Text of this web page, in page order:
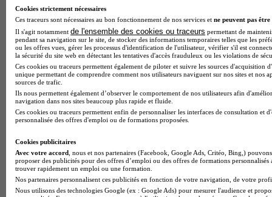
BTS Mco en alternance
BTS Pi en alternance
BTS Sp3s en alternance
Master CCA en alternance
BTS Ndrc en alternance
BTS Sam en alternance
Cap Fleuriste en alternance
BTS Sio en alternance
MSc Marketing Digital en alternance
BTS Gpme en alternance
Cap Electricien en alternance
BTS Gpn en alternance
BTS Domotique en alternance
BAC Pro Agora en alternance
BTS Sta en alternance
BTS Iris en alternance
BTS Tpl en alternance
BTS Ati en alternance
Cookies strictement nécessaires
Ces traceurs sont nécessaires au bon fonctionnement de nos services et ne peuvent pas être
Il s'agit notamment de l'ensemble des cookies ou traceurs permettant de
pendant sa navigation sur le site, de stocker des informations temporaires telles que les
ou les offres vues, gérer les processus d'identification de l'utilisateur, vérifier s'il est
la sécurité du site web en détectant les tentatives d'accès frauduleux ou les violations de
Ces cookies ou traceurs permettent également de piloter et suivre les sources d'acquisition
unique permettant de comprendre comment nos utilisateurs naviguent sur nos sites et nos
sources de trafic.
Ils nous permettent également d’observer le comportement de nos utilisateurs afin
navigation dans nos sites beaucoup plus rapide et fluide.
Ces cookies ou traceurs permettent enfin de personnaliser les interfaces de consultation et
personnalisée des offres d'emploi ou de formations proposées.
Cookies publicitaires
Avec votre accord , nous et nos partenaires (Facebook, Google Ads, Critéo, Bing,)
proposer des publicités pour des offres d’emploi ou des offres de formations
trouver rapidement un emploi ou une formation.
Nos partenaires personnalisent ces publicités en fonction de votre navigation, de votre
Nous utilisons des technologies Google (ex : Google Ads) pour mesurer l'audience et